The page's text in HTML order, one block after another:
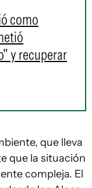
como
y recuperar
que lleva
que la situación
compleja. El